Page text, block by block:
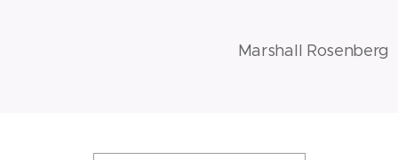
Marshall Rosenberg